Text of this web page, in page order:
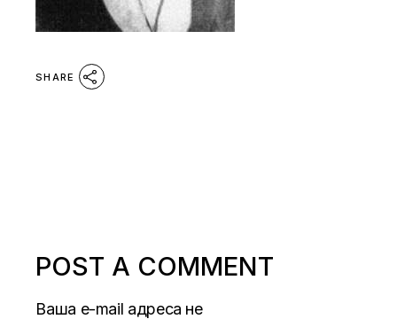
SHARE
POST A COMMENT
Ваша e-mail адреса не